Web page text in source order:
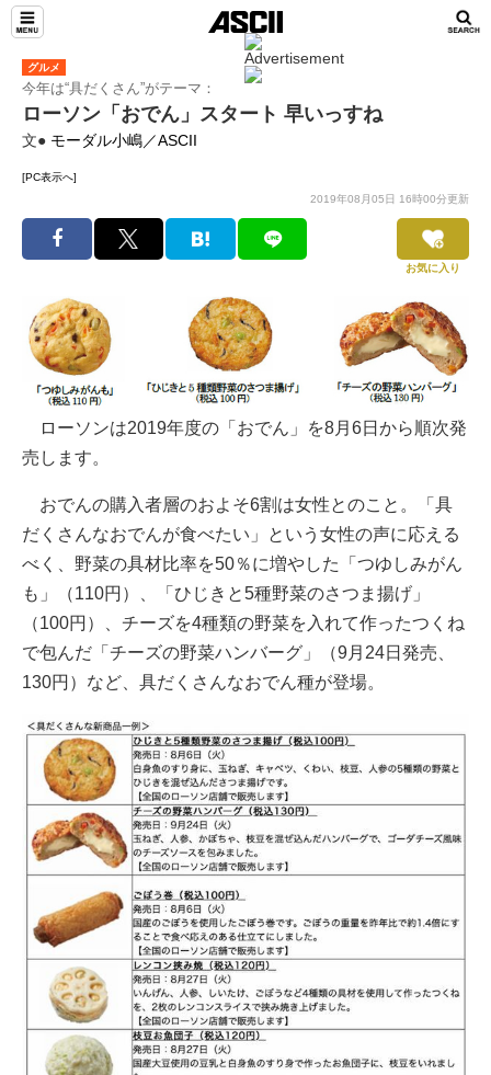
グルメ
今年は“具だくさん”がテーマ：
ローソン「おでん」スタート 早いっすね
文● モーダル小嶋／ASCII
[PC表示へ]
2019年08月05日 16時00分更新
お気に入り
ローソンは2019年度の「おでん」を8月6日から順次発
売します。
おでんの購入者層のおよそ6割は女性とのこと。「具
だくさんなおでんが食べたい」という女性の声に応える
べく、野菜の具材比率を50％に増やした「つゆしみがん
も」（110円）、「ひじきと5種野菜のさつま揚げ」
（100円）、チーズを4種類の野菜を入れて作ったつくね
で包んだ「チーズの野菜ハンバーグ」（9月24日発売、
130円）など、具だくさんなおでん種が登場。